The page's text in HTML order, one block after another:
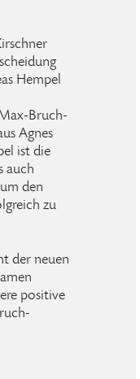
Hempel
Bruch-
Agnes
ist die
auch
den
zu
der neuen
positive